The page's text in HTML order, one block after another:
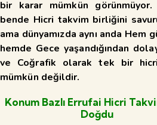
bir karar mümkün görünmüyor.
bende Hicri takvim birliğini
ama dünyamızda aynı anda Hem
hemde Gece yaşandığından
ve Coğrafik olarak tek bir
mümkün değildir.
Konum Bazlı Errufai Hicri
Doğdu